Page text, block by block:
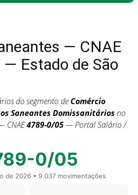
— CNAE
Estado de São
do segmento de Comércio
Saneantes Domissanitários no
CNAE4789-0/05— Portal Salário /
0/05
de 2026 • 9.037 movimentações